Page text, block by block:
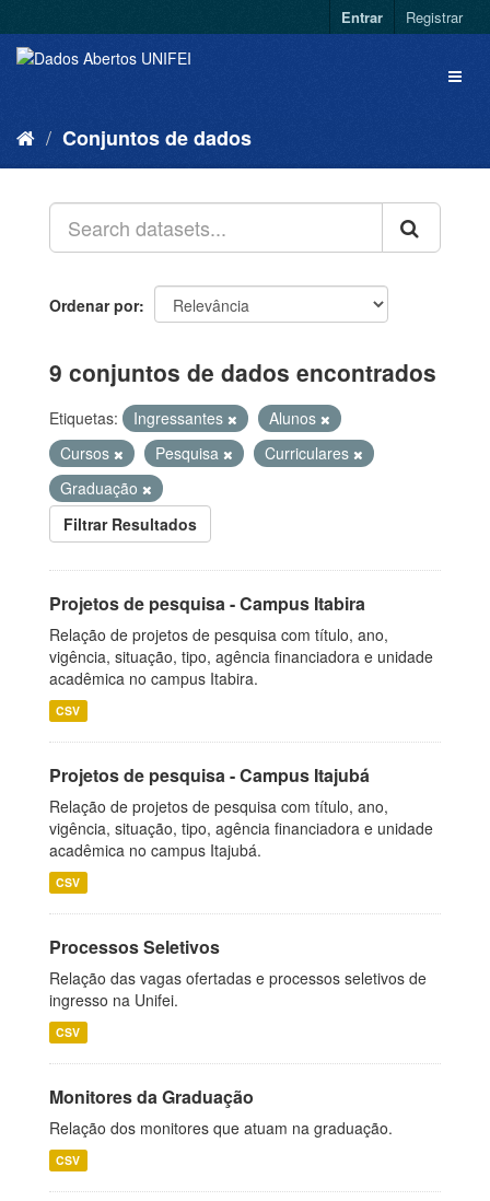
Entrar Registrar
Conjuntos de dados
Ordenar por
9 conjuntos de dados encontrados
Etiquetas: Ingressantes
Alunos
Cursos
Pesquisa
Curriculares
Graduação
Filtrar Resultados
Projetos de pesquisa - Campus Itabira
Relação de projetos de pesquisa com título, ano,
vigência, situação, tipo, agência financiadora e unidade
acadêmica no campus Itabira.
CSV
Projetos de pesquisa - Campus Itajubá
Relação de projetos de pesquisa com título, ano,
vigência, situação, tipo, agência financiadora e unidade
acadêmica no campus Itajubá.
CSV
Processos Seletivos
Relação das vagas ofertadas e processos seletivos de
ingresso na Unifei.
CSV
Monitores da Graduação
Relação dos monitores que atuam na graduação.
CSV